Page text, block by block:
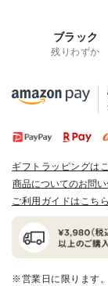
ブラック
残りわずか
ギフトラッピングは
商品についてのお問
ご利用ガイドはこちら
※営業日に限ります。